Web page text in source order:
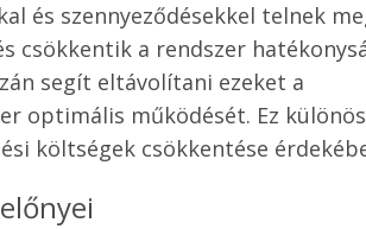
és szennyeződésekkel telnek
csökkentik a rendszer
segít eltávolítani ezeket a
optimális működését. Ez
költségek csökkentése